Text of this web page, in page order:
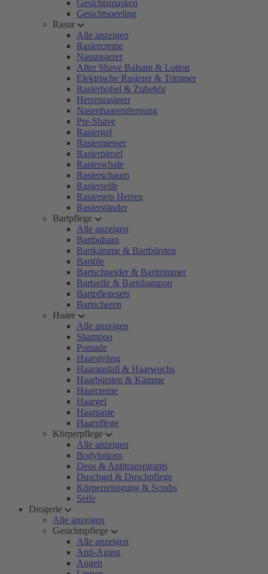
Gesichtsmasken
Gesichtspeeling
Rasur
Alle anzeigen
Rasiercreme
Nassrasierer
After Shave Balsam & Lotion
Elektrische Rasierer & Trimmer
Rasierhobel & Zubehör
Herrenrasierer
Nasenhaarentfernung
Pre-Shave
Rasiergel
Rasiermesser
Rasierpinsel
Rasierschale
Rasierschaum
Rasierseife
Rasiersets Herren
Rasierständer
Bartpflege
Alle anzeigen
Bartbalsam
Bartkämme & Bartbürsten
Bartöle
Bartschneider & Barttrimmer
Bartseife & Bartshampoo
Bartpflegesets
Bartscheren
Haare
Alle anzeigen
Shampoo
Pomade
Haarstyling
Haarausfall & Haarwuchs
Haarbürsten & Kämme
Haarcreme
Haargel
Haarpaste
Haarpflege
Körperpflege
Alle anzeigen
Bodylotions
Deos & Antitranspirants
Duschgel & Duschpflege
Körperreinigung & Scrubs
Seife
Drogerie
Alle anzeigen
Gesichtspflege
Alle anzeigen
Anti-Aging
Augen